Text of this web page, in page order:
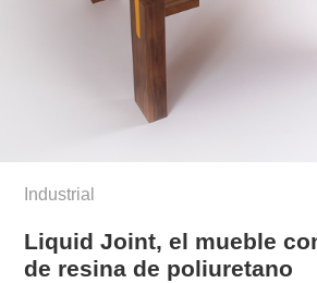
Industrial
Liquid Joint, el mueble
de resina de poliuretano